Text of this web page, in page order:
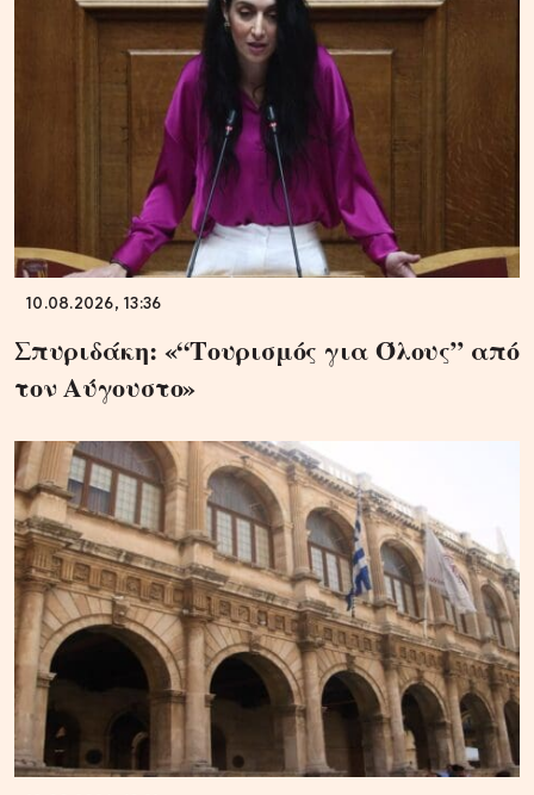
10.08.2026, 13:36
Σπυριδάκη: «“Τουρισμός για Όλους” από
τον Αύγουστο»